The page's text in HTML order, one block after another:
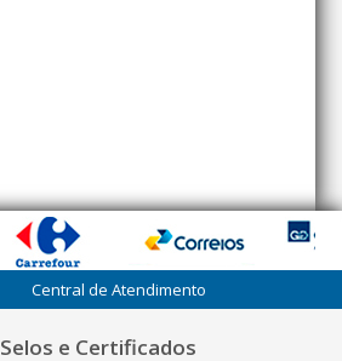
Central de Atendimento
Selos e Certificados